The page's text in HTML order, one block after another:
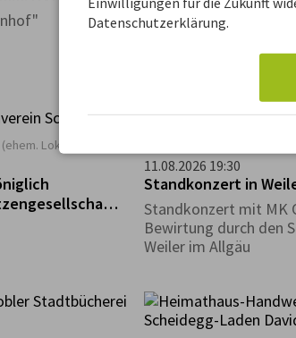
Geführter
Biolandhof Heim in
Lokschuppen)
11.08.2026 19:30
Standkonzert in
Standkonzert mit MK
Bewirtung durch den
Weiler im Allgäu
Datenschutzerklärung.